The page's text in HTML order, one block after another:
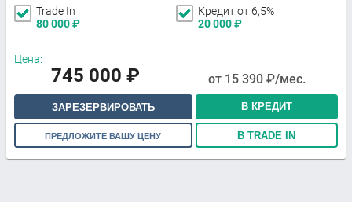
Trade In
80 000₽
Кредит от 6,5%
20 000₽
Цена:
745 000 ₽ от 15 390 ₽/мес.
ЗАРЕЗЕРВИРОВАТЬ В КРЕДИТ
ПРЕДЛОЖИТЕ ВАШУ ЦЕНУ В TRADE IN